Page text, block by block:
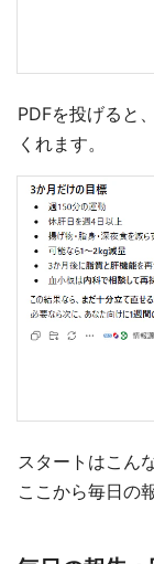
PDFを投げると
くれます。
スタートはこん
ここから毎日の